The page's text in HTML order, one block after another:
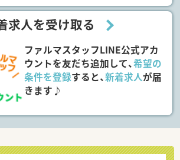
求人を受け取る
ファルマスタッフLINE公式アカ
ウントを友だち追加して、希望の
条件を登録すると、新着求人が届
きます♪